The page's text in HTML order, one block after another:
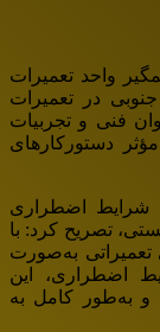
واحد تعمیرات
در تعمیرات
به توان فنی و تجربیات
دستورکارهای
شرایط اضطراری
رژیم صهیونیستی، تصریح کرد: با
تعمیراتی به‌صورت
اضطراری، این
به‌طور کامل به